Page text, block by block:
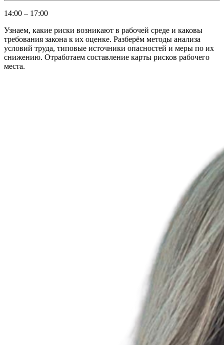
14:00 – 17:00
Узнаем, какие риски возникают в рабочей среде и каковы
требования закона к их оценке. Разберём методы анализа
условий труда, типовые источники опасностей и меры по их
снижению. Отработаем составление карты рисков рабочего
места.